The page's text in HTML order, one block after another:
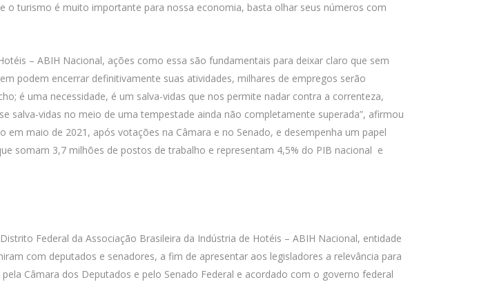
o turismo é muito importante para nossa economia, basta olhar seus números com
– ABIH Nacional, ações como essa são fundamentais para deixar claro que sem
podem encerrar definitivamente suas atividades, milhares de empregos serão
é uma necessidade, é um salva-vidas que nos permite nadar contra a correnteza,
salva-vidas no meio de uma tempestade ainda não completamente superada”, afirmou
maio de 2021, após votações na Câmara e no Senado, e desempenha um papel
somam 3,7 milhões de postos de trabalho e representam 4,5% do PIB nacional e
Federal da Associação Brasileira da Indústria de Hotéis – ABIH Nacional, entidade
com deputados e senadores, a fim de apresentar aos legisladores a relevância para
Câmara dos Deputados e pelo Senado Federal e acordado com o governo federal